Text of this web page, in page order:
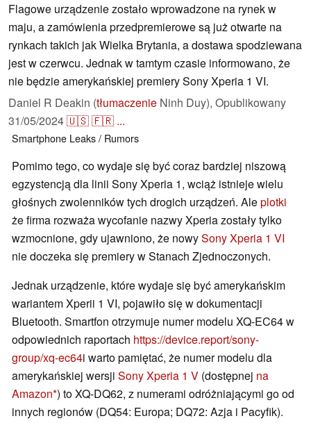
Flagowe urządzenie zostało wprowadzone na rynek w
maju, a zamówienia przedpremierowe są już otwarte na
rynkach takich jak Wielka Brytania, a dostawa spodziewana
jest w czerwcu. Jednak w tamtym czasie informowano, że
nie będzie amerykańskiej premiery Sony Xperia 1 VI.
Daniel R Deakin (tłumaczenie Ninh Duy), Opublikowany
31/05/2024🇺🇸🇫🇷 ...
Smartphone Leaks / Rumors
Pomimo tego, co wydaje się być coraz bardziej niszową
egzystencją dla linii Sony Xperia 1, wciąż istnieje wielu
głośnych zwolenników tych drogich urządzeń. Aleplotki
że firma rozważa wycofanie nazwy Xperia zostały tylko
wzmocnione, gdy ujawniono, że nowySony Xperia 1 VI
nie doczeka się premiery w Stanach Zjednoczonych.
Jednak urządzenie, które wydaje się być amerykańskim
wariantem Xperii 1 VI, pojawiło się w dokumentacji
Bluetooth. Smartfon otrzymuje numer modelu XQ-EC64 w
odpowiednich raportach https://device.report/sony-
group/xq-ec64i warto pamiętać, że numer modelu dla
amerykańskiej wersji Sony Xperia 1 V (dostępnej na
Amazon ) to XQ-DQ62, z numerami odróżniającymi go od
innych regionów (DQ54: Europa; DQ72: Azja i Pacyfik).